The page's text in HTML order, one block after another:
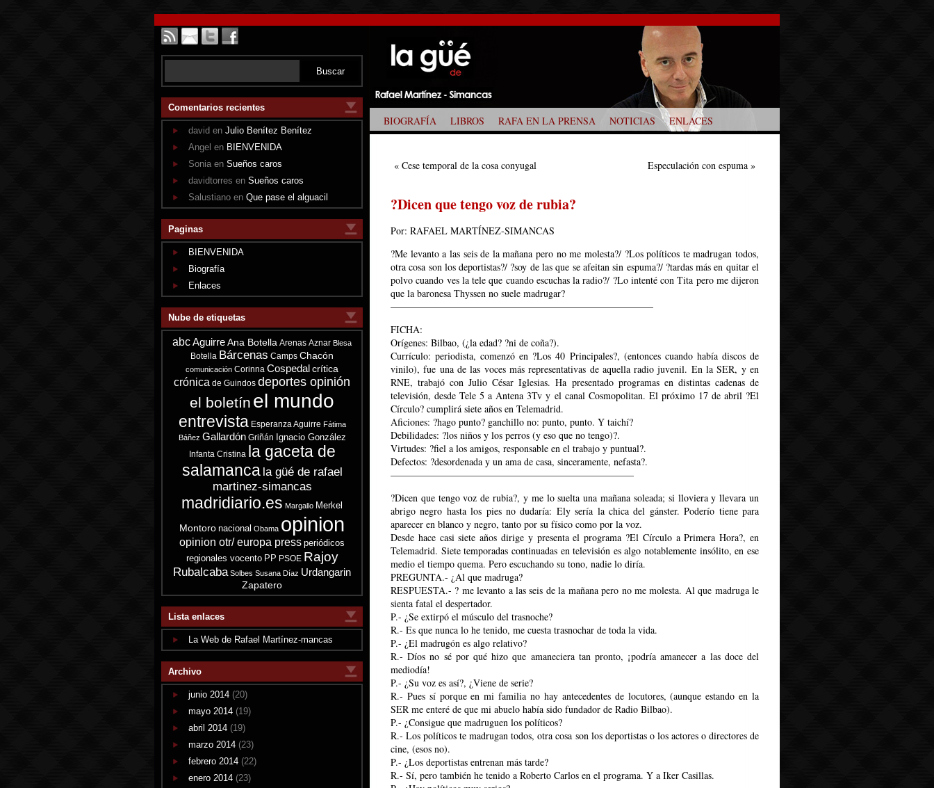
Comentarios recientes
david en Julio Benítez Benítez
Angel en BIENVENIDA
Sonia en Sueños caros
davidtorres en Sueños caros
Salustiano en Que pase el alguacil
Paginas
BIENVENIDA
Biografía
Enlaces
Nube de etiquetas
abcAguirre Ana Botella Arenas Aznar Blesa
Botella Bárcenas Camps Chacón
comunicación Corinna Cospedal crítica
crónica de Guindos deportes opinión
el boletín el mundo
entrevista Esperanza Aguirre Fátima
Báñez Gallardón Griñán Ignacio González
Infanta Cristina la gaceta de
salamanca la güé de rafael
martinez-simancas
madridiario.es Margallo Merkel
Montoro nacional Obama opinion
opinion otr/ europa press periódicos
regionales vocento PP PSOE Rajoy
Rubalcaba Solbes Susana Díaz Urdangarin
Zapatero
Lista enlaces
La Web de Rafael Martínez-mancas
Archivo
junio 2014 (20)
mayo 2014 (19)
abril 2014 (19)
marzo 2014 (23)
febrero 2014 (22)
enero 2014 (23)
BIOGRAFÍA LIBROS RAFA EN LA PRENSA NOTICIAS ENLACES
« Cese temporal de la cosa conyugal Especulación con espuma »
?Dicen que tengo voz de rubia?
Por: RAFAEL MARTÍNEZ-SIMANCAS
?Me levanto a las seis de la mañana pero no me molesta?/ ?Los políticos te madrugan todos,
otra cosa son los deportistas?/ ?soy de las que se afeitan sin espuma?/ ?tardas más en quitar el
polvo cuando ves la tele que cuando escuchas la radio?/ ?Lo intenté con Tita pero me dijeron
que la baronesa Thyssen no suele madrugar?
———————————————————————————
FICHA:
Orígenes: Bilbao, (¿la edad? ?ni de coña?).
Currículo: periodista, comenzó en ?Los 40 Principales?, (entonces cuando había discos de
vinilo), fue una de las voces más representativas de aquella radio juvenil. En la SER, y en
RNE, trabajó con Julio César Iglesias. Ha presentado programas en distintas cadenas de
televisión, desde Tele 5 a Antena 3Tv y el canal Cosmopolitan. El próximo 17 de abril ?El
Círculo? cumplirá siete años en Telemadrid.
Aficiones: ?hago punto? ganchillo no: punto, punto. Y taichí?
Debilidades: ?los niños y los perros (y eso que no tengo)?.
Virtudes: ?fiel a los amigos, responsable en el trabajo y puntual?.
Defectos: ?desordenada y un ama de casa, sinceramente, nefasta?.
—————————————————————————
?Dicen que tengo voz de rubia?, y me lo suelta una mañana soleada; si lloviera y llevara un
abrigo negro hasta los pies no dudaría: Ely sería la chica del gánster. Poderío tiene para
aparecer en blanco y negro, tanto por su físico como por la voz.
Desde hace casi siete años dirige y presenta el programa ?El Círculo a Primera Hora?, en
Telemadrid. Siete temporadas continuadas en televisión es algo notablemente insólito, en ese
medio el tiempo quema. Pero escuchando su tono, nadie lo diría.
PREGUNTA.- ¿Al que madruga?
RESPUESTA.- ? me levanto a las seis de la mañana pero no me molesta. Al que madruga le
sienta fatal el despertador.
P.- ¿Se extirpó el músculo del trasnoche?
R.- Es que nunca lo he tenido, me cuesta trasnochar de toda la vida.
P.- ¿El madrugón es algo relativo?
R.- Díos no sé por qué hizo que amaneciera tan pronto, ¡podría amanecer a las doce del
mediodía!
P.- ¿Su voz es así?, ¿Viene de serie?
R.- Pues sí porque en mi familia no hay antecedentes de locutores, (aunque estando en la
SER me enteré de que mi abuelo había sido fundador de Radio Bilbao).
P.- ¿Consigue que madruguen los políticos?
R.- Los políticos te madrugan todos, otra cosa son los deportistas o los actores o directores de
cine, (esos no).
P.- ¿Los deportistas entrenan más tarde?
R.- Sí, pero también he tenido a Roberto Carlos en el programa. Y a Iker Casillas.